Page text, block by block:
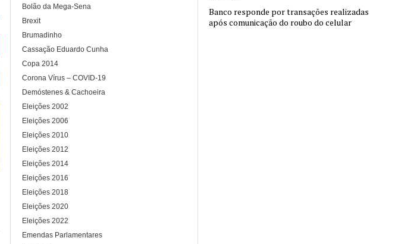
Banco responde por transações realizadas
após comunicação do roubo do celular
Bolão da Mega-Sena
Brexit
Brumadinho
Cassação Eduardo Cunha
Copa 2014
Corona Vírus – COVID-19
Demóstenes & Cachoeira
Eleições 2002
Eleições 2006
Eleições 2010
Eleições 2012
Eleições 2014
Eleições 2016
Eleições 2018
Eleições 2020
Eleições 2022
Emendas Parlamentares